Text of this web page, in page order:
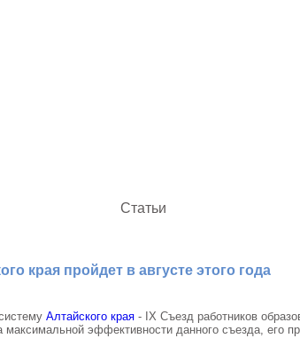
Статьи
края пройдет в августе этого года
Алтайского края - IX Съезд работников
эффективности данного съезда, его